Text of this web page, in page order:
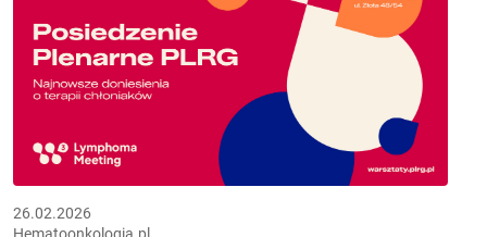
26.02.2026
Hematoonkologia.pl